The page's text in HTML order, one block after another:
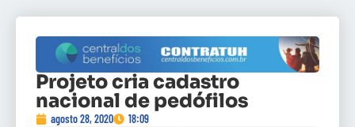
Projeto cria cadastro
nacional de pedófilos
agosto 28, 2020 18:09